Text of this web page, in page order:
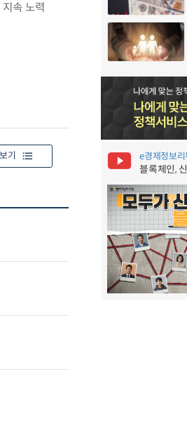
속 노력
기 e경제정보리
블록체인,